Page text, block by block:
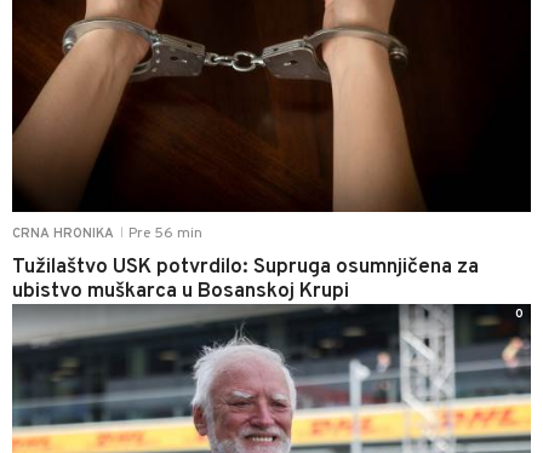
CRNA HRONIKA Pre 56 min
Tužilaštvo USK potvrdilo: Supruga osumnjičena za
ubistvo muškarca u Bosanskoj Krupi
0